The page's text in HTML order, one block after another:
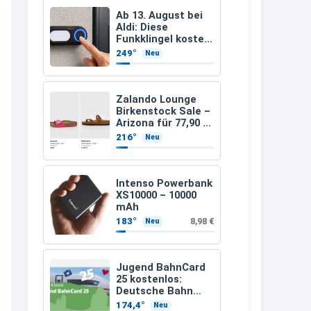
Ab 13. August bei
Aldi: Diese
Funkklingel kostet
nur 3,49 Euro
249° Neu
Zalando Lounge
Birkenstock Sale –
Arizona für 77,90 €
statt 120 €
216° Neu
Intenso Powerbank
XS10000 – 10000
mAh
183° Neu 8,98 €
Jugend BahnCard
25 kostenlos:
Deutsche Bahn
verschenkt
174,4° Neu
müsste schon stornieren und
nochmal bestellen, da man
Rabattcodes oder auch
Geschenkgutscheine im
Warenkorb oder an der Kasse
VOR dem Kauf einlösen kann.
17:06
↩
Och siche den Gutschein
fürmeggelebaguetts
Kerstin
Meggle bagett Gutschein code